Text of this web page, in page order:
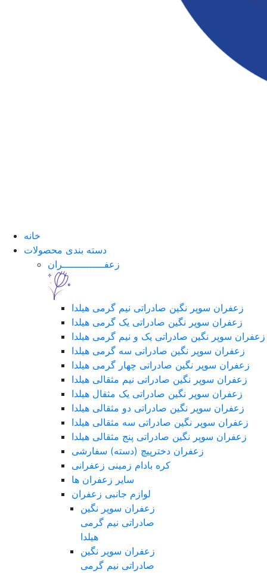
خانه
دسته بندی محصولات
زعفــــــــــــــران
زعفران سوپر نگین صادراتی نیم گرمی هیلدا
زعفران سوپر نگین صادراتی یک گرمی هیلدا
زعفران سوپر نگین صادراتی یک و نیم گرمی هیلدا
زعفران سوپر نگین صادراتی سه گرمی هیلدا
زعفران سوپر نگین صادراتی چهار گرمی هیلدا
زعفران سوپر نگین صادراتی نیم مثقالی هیلدا
زعفران سوپر نگین صادراتی یک مثقال هیلدا
زعفران سوپر نگین صادراتی دو مثقالی هیلدا
زعفران سوپر نگین صادراتی سه مثقالی هیلدا
زعفران سوپر نگین صادراتی پنج مثقالی هیلدا
زعفران دخترپیچ (دسته) سفارشی
کره بادام زمینی زعفرانی
سایر زعفران ها
لوازم جانبی زعفران
زعفران سوپر نگین
صادراتی نیم گرمی
هیلدا
زعفران سوپر نگین
صادراتی نیم گرمی